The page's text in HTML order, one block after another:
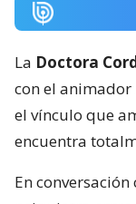
La Doctora
con el animador
el vínculo que
encuentra
En conversación